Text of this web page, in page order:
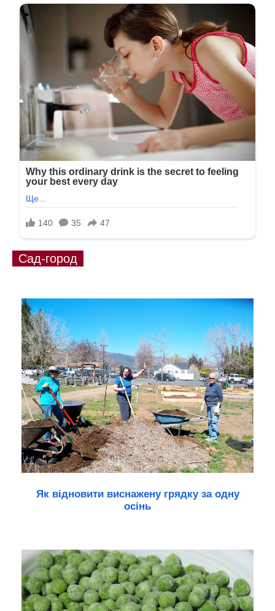
Сад-город
Як відновити виснажену грядку за одну
осінь